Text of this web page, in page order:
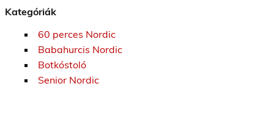
Kategóriák
60 perces Nordic
Babahurcis Nordic
Botkóstoló
Senior Nordic